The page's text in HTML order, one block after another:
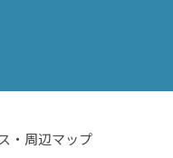
・周辺マップ